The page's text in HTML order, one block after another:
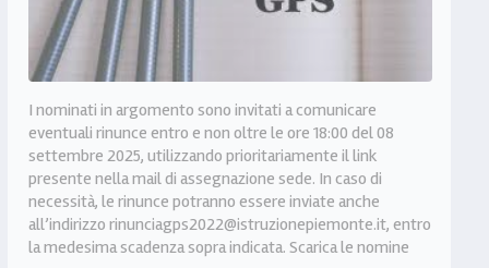
I nominati in argomento sono invitati a comunicare
eventuali rinunce entro e non oltre le ore 18:00 del 08
settembre 2025, utilizzando prioritariamente il link
presente nella mail di assegnazione sede. In caso di
necessità, le rinunce potranno essere inviate anche
all’indirizzo rinunciagps2022@istruzionepiemonte.it, entro
la medesima scadenza sopra indicata. Scarica le nomine